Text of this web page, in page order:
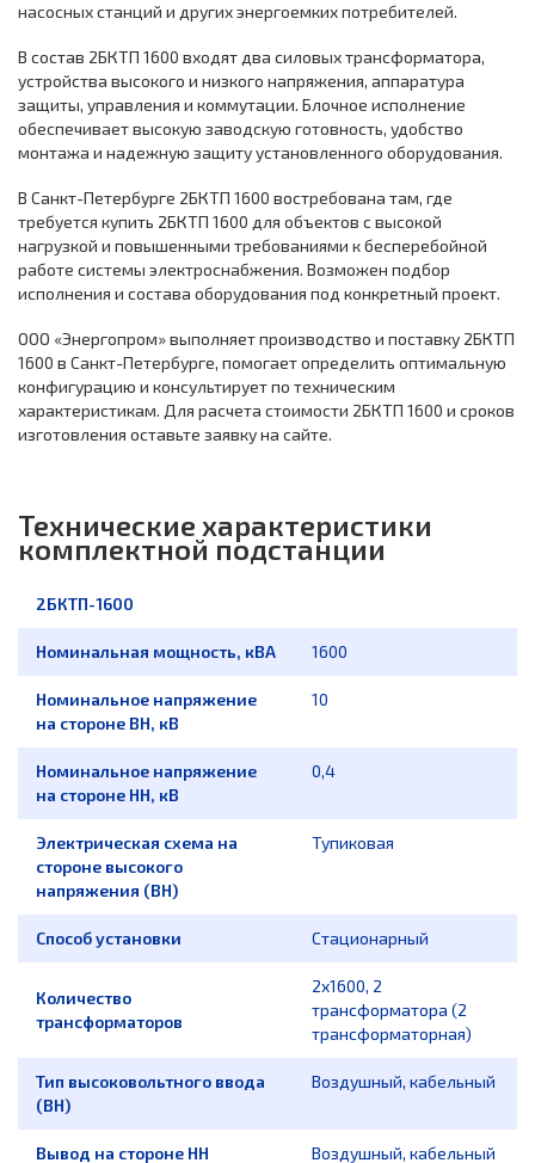
насосных станций и других энергоемких потребителей.
В состав 2БКТП 1600 входят два силовых трансформатора,
устройства высокого и низкого напряжения, аппаратура
защиты, управления и коммутации. Блочное исполнение
обеспечивает высокую заводскую готовность, удобство
монтажа и надежную защиту установленного оборудования.
В Санкт-Петербурге 2БКТП 1600 востребована там, где
требуется купить 2БКТП 1600 для объектов с высокой
нагрузкой и повышенными требованиями к бесперебойной
работе системы электроснабжения. Возможен подбор
исполнения и состава оборудования под конкретный проект.
ООО «Энергопром» выполняет производство и поставку 2БКТП
1600 в Санкт-Петербурге, помогает определить оптимальную
конфигурацию и консультирует по техническим
характеристикам. Для расчета стоимости 2БКТП 1600 и сроков
изготовления оставьте заявку на сайте.
Технические характеристики
комплектной подстанции
2БКТП-1600
Номинальная мощность, кВА 1600
Номинальное напряжение
на стороне ВН, кВ
10
Номинальное напряжение
на стороне НН, кВ
0,4
Электрическая схема на
стороне высокого
напряжения (ВН)
Тупиковая
Способ установки Стационарный
Количество
трансформаторов
2х1600, 2
трансформатора (2
трансформаторная)
Тип высоковольтного ввода
(ВН)
Воздушный, кабельный
Вывод на стороне НН Воздушный, кабельный